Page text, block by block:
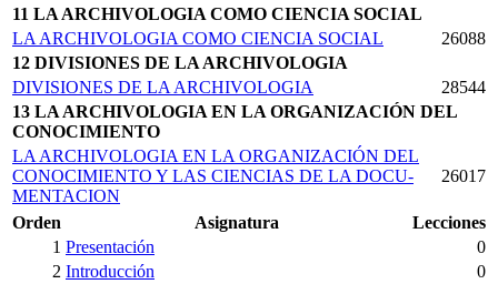
11 LA ARCHIVOLOGIA COMO CIENCIA SOCIAL
LA ARCHIVOLOGIA COMO CIENCIA SOCIAL
26088
12 DIVISIONES DE LA ARCHIVOLOGIA
DIVISIONES DE LA ARCHIVOLOGIA
28544
13 LA ARCHIVOLOGIA EN LA ORGANIZACIÓN DEL
CONOCIMIENTO
LA ARCHIVOLOGIA EN LA ORGANIZACIÓN DEL
CONOCIMIENTO Y LAS CIENCIAS DE LA DOCU­
MENTACION
26017
Orden Asignatura
Lecciones
1 Presentación
0
2 Introducción
0